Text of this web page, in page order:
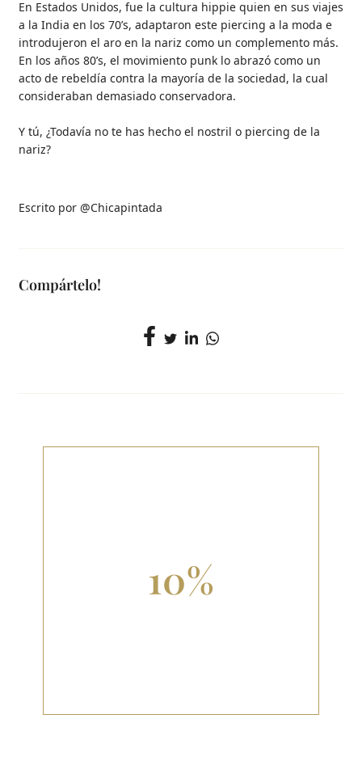
10%
En Estados Unidos, fue la cultura hippie quien en sus viajes
a la India en los 70’s, adaptaron este piercing a la moda e
introdujeron el aro en la nariz como un complemento más.
En los años 80’s, el movimiento punk lo abrazó como un
acto de rebeldía contra la mayoría de la sociedad, la cual
consideraban demasiado conservadora.
Y tú, ¿Todavía no te has hecho el nostril o piercing de la
nariz?
Escrito por @Chicapintada
Compártelo!